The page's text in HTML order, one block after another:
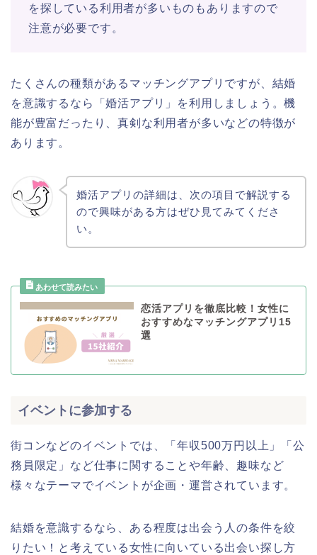
を探している利用者が多いものもありますので
注意が必要です。
たくさんの種類があるマッチングアプリですが、結婚
を意識するなら「婚活アプリ」を利用しましょう。機
能が豊富だったり、真剣な利用者が多いなどの特徴が
あります。
婚活アプリの詳細は、次の項目で解説する
ので興味がある方はぜひ見てみてくださ
い。
恋活アプリを徹底比較！女性に
おすすめなマッチングアプリ15
選
イベントに参加する
街コンなどのイベントでは、「年収500万円以上」「公
務員限定」など仕事に関することや年齢、趣味など
様々なテーマでイベントが企画・運営されています。
結婚を意識するなら、ある程度は出会う人の条件を絞
りたい！と考えている女性に向いている出会い探し方